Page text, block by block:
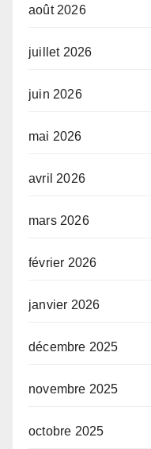
août 2026
juillet 2026
juin 2026
mai 2026
avril 2026
mars 2026
février 2026
janvier 2026
décembre 2025
novembre 2025
octobre 2025